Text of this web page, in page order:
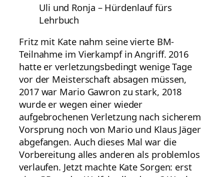
Uli und Ronja – Hürdenlauf fürs
Lehrbuch
Fritz mit Kate nahm seine vierte BM-
Teilnahme im Vierkampf in Angriff. 2016
hatte er verletzungsbedingt wenige Tage
vor der Meisterschaft absagen müssen,
2017 war Mario Gawron zu stark, 2018
wurde er wegen einer wieder
aufgebrochenen Verletzung nach sicherem
Vorsprung noch von Mario und Klaus Jäger
abgefangen. Auch dieses Mal war die
Vorbereitung alles anderen als problemlos
verlaufen. Jetzt machte Kate Sorgen: erst